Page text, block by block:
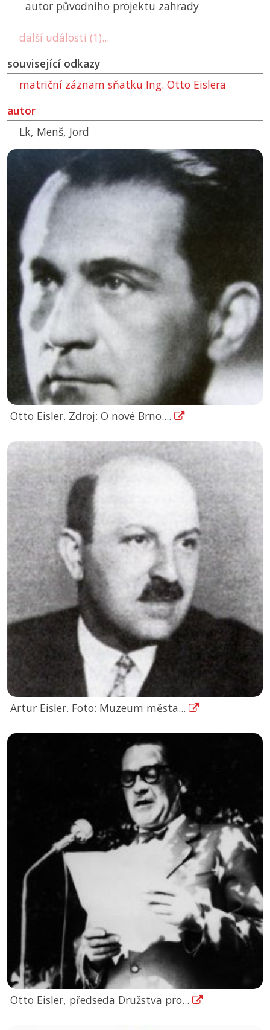
autor původního projektu zahrady
další události (1)...
související odkazy
matriční záznam sňatku Ing. Otto Eislera
autor
Lk, Menš, Jord
Otto Eisler. Zdroj: O nové Brno....
Artur Eisler. Foto: Muzeum města...
Otto Eisler, předseda Družstva pro...